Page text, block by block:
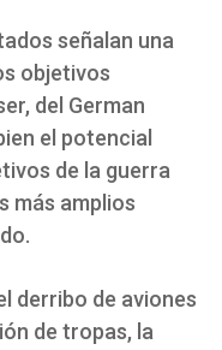
señalan una
objetivos
del German
el potencial
de la guerra
más amplios
derribo de aviones
de tropas, la